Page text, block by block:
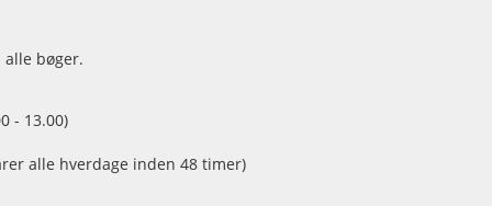
bøger.
- 13.00)
alle hverdage inden 48 timer)